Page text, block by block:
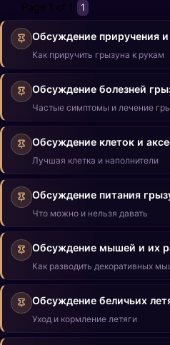
Page 1 of 1 1
Обсуждение приручения
Как приручить грызуна к рукам
Обсуждение болезней
Частые симптомы и лечение
Обсуждение клеток и
Лучшая клетка и наполнители
Обсуждение питания
Что можно и нельзя давать
Обсуждение мышей и их
Как разводить декоративных
Обсуждение беличьих
Уход и кормление летяги